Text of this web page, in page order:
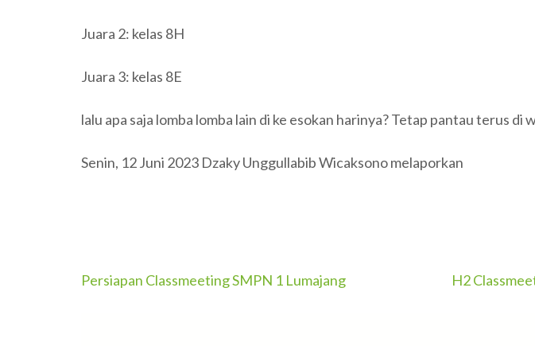
Juara 2: kelas 8H
Juara 3: kelas 8E
lalu apa saja lomba lomba lain di ke esokan harinya? Tetap pantau terus di
Senin, 12 Juni 2023 Dzaky Unggullabib Wicaksono melaporkan
Navigasi
Persiapan Classmeeting SMPN 1 Lumajang H2